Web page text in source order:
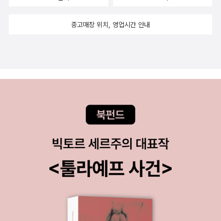
사람이 밤늦게 일어나 덜거덕거리며 돌아다니지 않도록 말예요.” 월
치를 자기쪽으로 끌어당기며 그의 귀에다 대고 겁먹은 소리로 빠르게
남편의 기분 좋은 단잠을 방해할 셈이었다. “왜 그래?” “화이트
씨예요! 화이트 씨의 유령이 이 방에 나타났어요!” “무슨 소리야. 잠
이나 자!” “거짓말이 아니에요. 들어보세요.” 월터는 귀를 기울였다.
리놀륨에서 아래로 2미터 정도 떨어진 곳에서 분명치 않은 사내의 목
소리가 슬프게 울렸다. 확실하게 알아들을 수 있는 목소리는 아니었
다. 그저 슬픈 목소리였다. 월터는 일어났다. 남편의 움직임을 알고 레
찬 리놀륨 바닥에 발을 내딛었다. 아래층의 소리는 가성으로 변했다.
레오터는 훌쩍거리며 울기 시작했다. “조용히 해. 안 들리잖아.” 화난
이가 있다고 해도 몸서리를 치며 입에 올리기 꺼려했다. * 북극성
지 않았다. 러브크래프트가 묘사한 이방 민족이나 혼혈 민족은 원주
민을 침략하고 약탈하는 흉악한 존재 또는 악마숭배론자들이다. 이누
토스(Inutos)는 에스키모(Eskimo)로 잘 알려진 이누이트(Innuit)
를 모델로 한 가상 종족이다. 에스키모는 ‘날고기를 먹는 사람’을 의미
하고, 이누이트는 ‘인간’을 의미하는 단어이다. 전자는 캐나다 원주민
들이 붙인 이름인데, 북극 원주민을 비하하는 의미가 있다. 러브크래
프트는 이누이트를 악마를 숭배하고, ‘인간’의 모습과 거리가 먼 무자
비한 종족으로 묘사했다. 특히 『북극성』에서 ‘키가 크고 눈이 회색’인
노래'를 읽다보면 이 책이 공포소설인가?하는 생각이 들때가 있어요.
를 주기도 하니깐... 하지만 그 공포가 삶의 활력소가 아닌 삶을 송두
의 힘을 인간에게 자비를 베풀기보다는 자신의 힘을 이용해 인간을
지배하고 숭배 받기를 원하니깐요. 그것도 인간의 악한 마음을 이용
다리 건설때, 한 소년이 철근에 꽂혀있는 모습은 상상만으로도 서늘
했어요. 그런 미신은 인도에만 있었던것은 아닐테지요. 정말 루잭의
말대로 캘거타의 거리만 악의 거리일까요? 모든 도시에는 잠재적인
하던 미국도 단 하루의 정전으로 자신들의 야만성을 보여주기도 하니
깐.. 처참한 죽음 앞에 루잭은 만약에?...라는 생각이 꼬리에 꼬리를
라고 명시된것으로 보아 번역을 수정한것 같습니다. 5. <허버트 웨스
일의 6개의 단편을 읽으면서 이토준지의 만화와 최근에 읽은 모로호
하게 읽었나봅니다. 다른건 몰라도 확실히 러브 크래프트는 묘사를
너무 잘하는것 같아요. 웅장한 뼈무더기의 동굴은 계속 상상이 되는
데, 무섭기 보다는 경의롭다는 생각이 들었어요. 마녀의 피가 흐르고
루 신화의 대표적인 이야기라죠. 그동안 무수히 들어왔지만, 이번에
움을 주는것은 인간사에 있는 신들은 인간들에게 자비심이 있는 반면
에, 크툴루 신은 인간에게 무관심함으로써 원초적인 공포를 선사하는
괴담과 우리가 평소에 아는 괴담의 형식을 같이 비교하면 확연한 차
사람들이 하나둘씩 죽어간다. 건강하던 사람들이 연달아 죽게 되자
않게 되자, 생존한 마을 사람들은 오랫동안 방치된 공동묘지의 영혼
이 내린 저주 때문에 흉흉한 일이 일어난다고 생각한다. 호기심 많은
주인공은 마을 사람들의 죽음에 대한 비밀을 알기 위해 인적 드문 공
동묘지로 향한다. 그곳에서 주인공은 심령 현상을 겪는다. 엄청난 공
포감의 압박 속에서도 주인공은 마을의 저주를 풀어줄 귀신을 만난
다. 처음에 심령 현상에 벌벌 떨던 주인공은 귀신의 고민을 귀담아 들
흘리면서 자신의 불만을 모조리 털어놓는다. 이것이 바로 ‘고스트 힐
링 캠프’다. 묵었던 감정들을 다 풀어낸 귀신은 저주를 없애기로 한다.
때문에 희망도서 신청도 안되고, 미리보기도 없어서 고민하던차에 올
컬러로 좋은 평을 발견하고 큰맘먹고 구입 도서 정가제전에 구입하
구입한 책들중에 읽고 정리한 책들 - 빨리 읽고 다 정리하면 좋겠어
읽었는데, 생각보다 다양한 마틴과 존의 이야기를 다루어서 재미있었
중고매장 위치, 영업시간 안내